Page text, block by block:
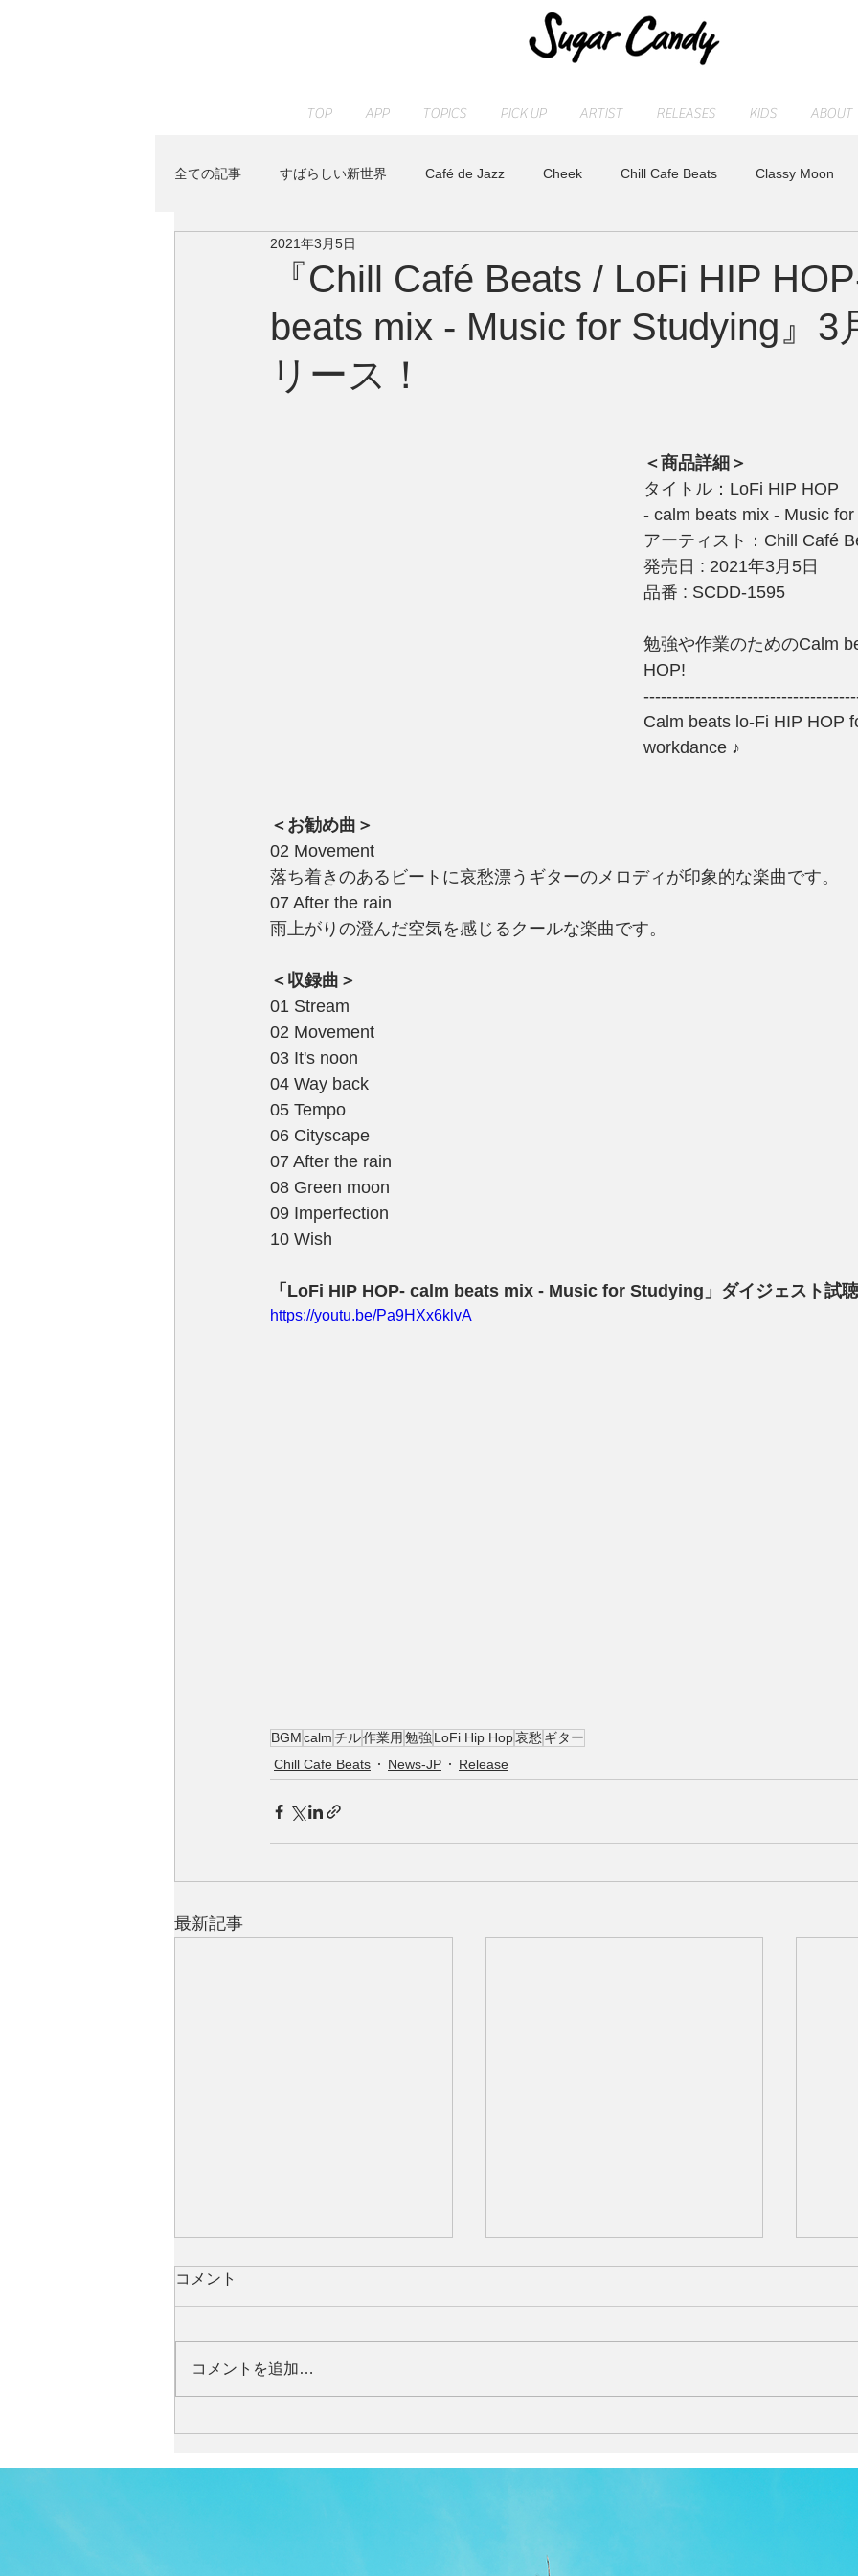
TOP APP TOPICS PICK UP ARTIST RELEASES KIDS ABOUT
全ての記事 すばらしい新世界 Café de Jazz Cheek Chill Cafe Beats Classy Moon
JAZZ PARADISE KENTA HAYASHI
Peaceful Piano RELAX WORLD Release SLEEP PIANO STAFF blog
『Chill Café Beats / LoFi HIP
beats mix - Music for Studying』3
リース！
2021年3月5日
＜商品詳細＞
タイトル：LoFi HIP HOP
- calm beats mix - Music
アーティスト：Chill Café
発売日 : 2021年3月5日
品番 : SCDD-1595
勉強や作業のためのCalm
HOP!
Calm beats lo-Fi HIP HOP
workdance ♪
＜お勧め曲＞
02 Movement
落ち着きのあるビートに哀愁漂うギターのメロディが印象的な楽曲です。
07 After the rain
雨上がりの澄んだ空気を感じるクールな楽曲です。
＜収録曲＞
01 Stream
02 Movement
03 It's noon
04 Way back
05 Tempo
06 Cityscape
07 After the rain
08 Green moon
09 Imperfection
10 Wish
「LoFi HIP HOP- calm beats mix - Music for Studying」ダイジェスト試聴
https://youtu.be/Pa9HXx6klvA
BGMcalmチル作業用 勉強 LoFi Hip Hop哀愁 ギター
Chill Cafe Beats
News-JP Release
最新記事
描く『Sleep in Blue』
描く『Sleep in Blue』
コメント
コメントを追加…